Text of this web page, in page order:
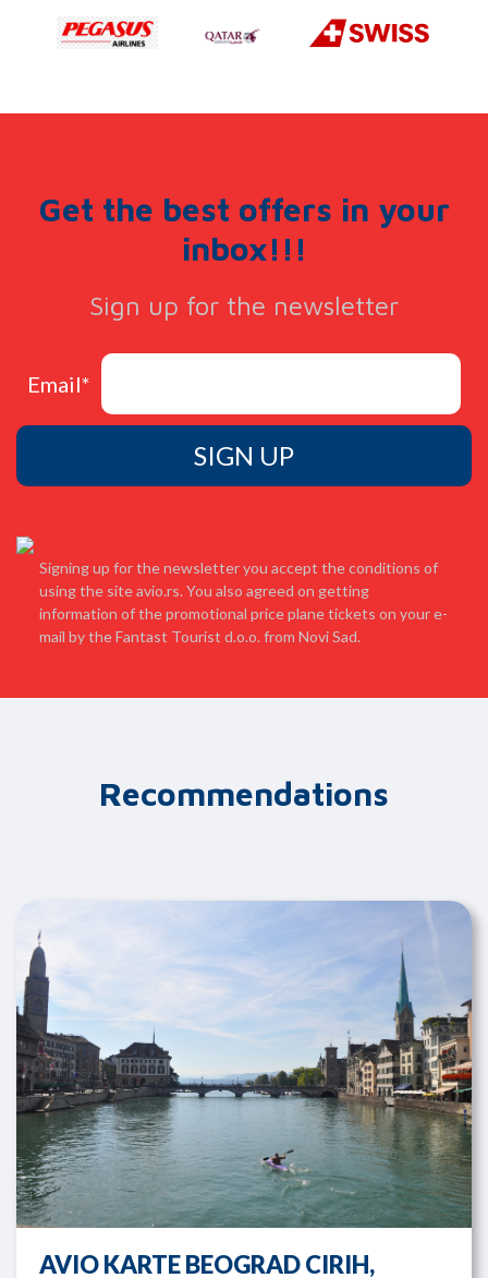
Get the best offers in your
inbox!!!
Sign up for the newsletter
Email*
Signing up for the newsletter you accept the conditions of
using the site avio.rs. You also agreed on getting
information of the promotional price plane tickets on your e-
mail by the Fantast Tourist d.o.o. from Novi Sad.
Recommendations
AVIO KARTE BEOGRAD CIRIH,